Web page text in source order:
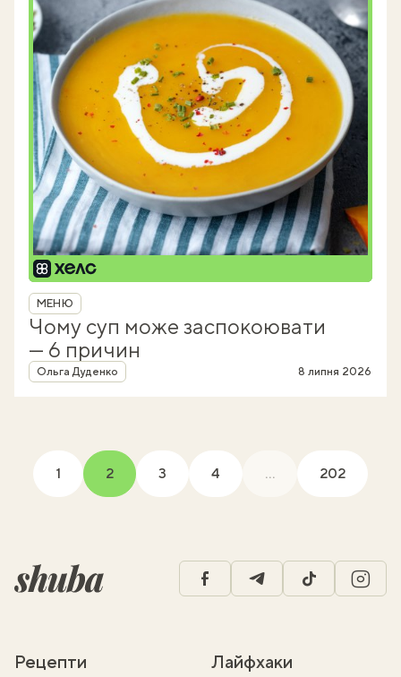
Рубрика
МЕНЮ
Чому суп може заспокоювати
— 6 причин
Автор
Ольга Дуденко 8 липня 2026
1 2(current)
3 4 ... 202
facebooktelegramtiktok
Рецепти Лайфхаки